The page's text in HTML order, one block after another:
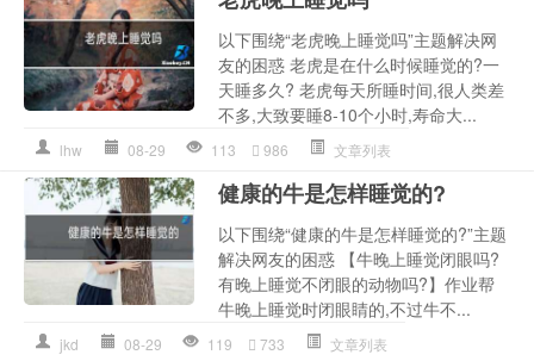
以下围绕“老虎晚上睡觉吗”主题解决网
友的困惑 老虎是在什么时候睡觉的?一
天睡多久? 老虎每天所睡时间,很人类差
不多,大致要睡8-10个小时,寿命大...
lhw 08-29 113 986 文章列表
健康的牛是怎样睡觉的?
以下围绕“健康的牛是怎样睡觉的?”主题
解决网友的困惑 【牛晚上睡觉闭眼吗?
有晚上睡觉不闭眼的动物吗?】作业帮
牛晚上睡觉时闭眼睛的,不过牛不...
jkd 08-29 119 733 文章列表